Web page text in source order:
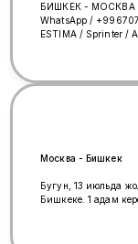
БИШКЕК -
WhatsApp /
ESTIMA / Sprinter /
Москва - Бишкек
Бугун, 13 июльда
Бишкеке. 1 адам